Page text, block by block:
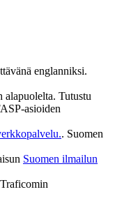
englanniksi.
Tutustu
asioiden
. Suomen
Suomen ilmailun